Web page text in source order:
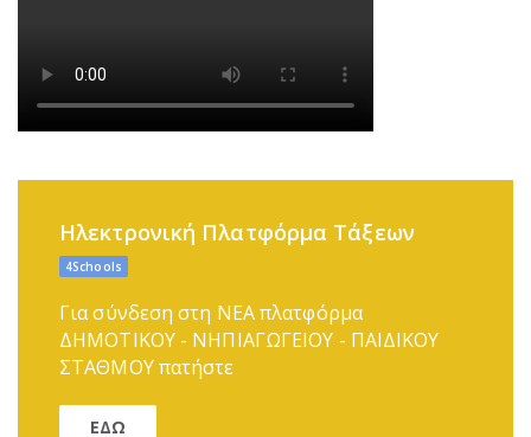
Ηλεκτρονική Πλατφόρμα Τάξεων
4Schools
Για σύνδεση στη ΝΕΑ πλατφόρμα
ΔΗΜΟΤΙΚΟΥ - ΝΗΠΙΑΓΩΓΕΙΟΥ - ΠΑΙΔΙΚΟΥ
ΣΤΑΘΜΟΥ πατήστε
ΕΔΩ